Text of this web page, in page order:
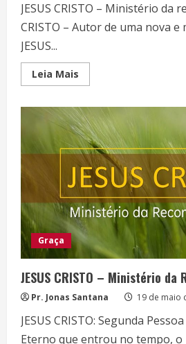
JESUS CRISTO – Ministério da
CRISTO – Autor de uma nova e
JESUS...
Leia Mais
more
CRISTO
–
Mistério
revelado
de
DEUS
Graça
JESUS CRISTO – Ministério da
Pr. Jonas Santana 19 de maio
JESUS CRISTO: Segunda
Eterno que entrou no tempo,